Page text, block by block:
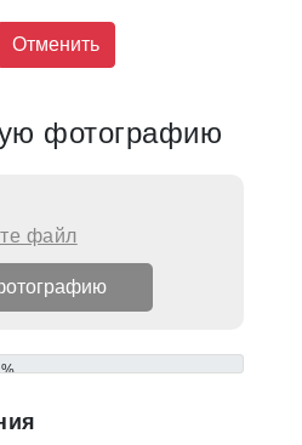
фотографию
файл